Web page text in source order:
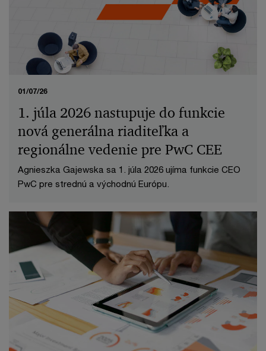
01/07/26
1. júla 2026 nastupuje do funkcie
nová generálna riaditeľka a
regionálne vedenie pre PwC CEE
Agnieszka Gajewska sa 1. júla 2026 ujíma funkcie CEO
PwC pre strednú a východnú Európu.